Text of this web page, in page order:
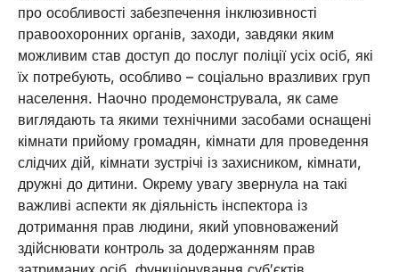
про особливості забезпечення інклюзивності
правоохоронних органів, заходи, завдяки яким
можливим став доступ до послуг поліції усіх осіб, які
їх потребують, особливо – соціально вразливих груп
населення. Наочно продемонструвала, як саме
виглядають та якими технічними засобами оснащені
кімнати прийому громадян, кімнати для проведення
слідчих дій, кімнати зустрічі із захисником, кімнати,
дружні до дитини. Окрему увагу звернула на такі
важливі аспекти як діяльність інспектора із
дотримання прав людини, який уповноважений
здійснювати контроль за додержанням прав